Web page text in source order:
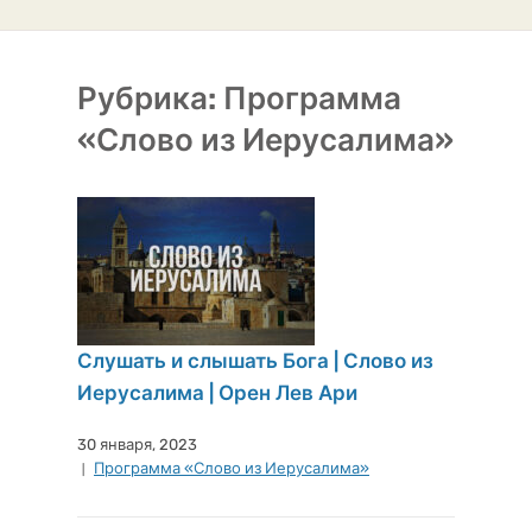
Рубрика: Программа
«Слово из Иерусалима»
Слушать и слышать Бога | Слово из
Иерусалима | Орен Лев Ари
30 января, 2023
Программа «Слово из Иерусалима»